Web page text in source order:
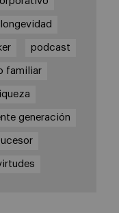
longevidad
podcast
familiar
generación